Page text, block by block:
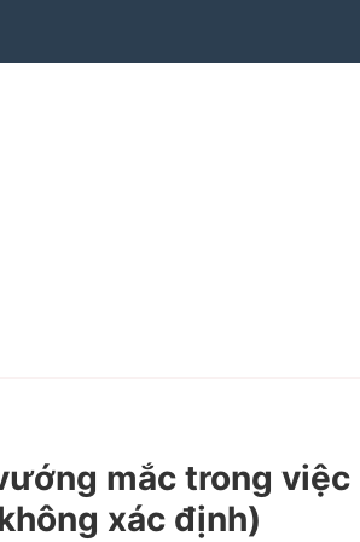
mắc trong việc
xác định)